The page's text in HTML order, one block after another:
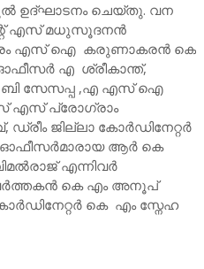
ഉദ്ഘാടനം ചെയ്തു. വന
എസ് മധുസൂദനൻ
എസ് ഐ കരുണാകരൻ കെ
എ ശ്രീകാന്ത്,
ബി സേസപ്പ ,എ എസ് ഐ
എസ് പ്രോഗ്രാം
ഡ്രീം ജില്ലാ കോർഡിനേറ്റർ
ഓഫീസർമാരായ ആർ കെ
എന്നിവർ
കെ എം അനൂപ്
കെ എം സ്നേഹ